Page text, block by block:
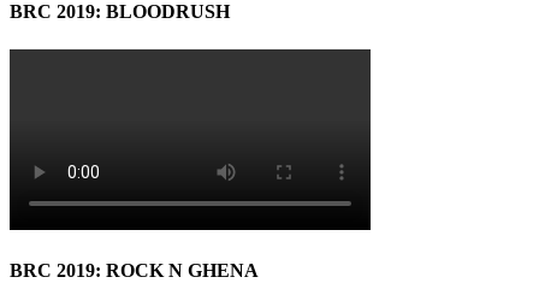
BRC 2019: BLOODRUSH
BRC 2019: ROCK N GHENA